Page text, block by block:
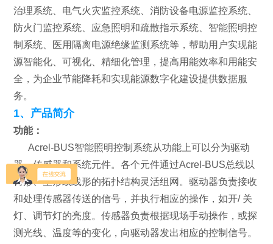
治理系统、电气火灾监控系统、消防设备电源监控系统、
防火门监控系统、应急照明和疏散指示系统、智能照明控
制系统、医用隔离电源绝缘监测系统等，帮助用户实现能
源智能化、可视化、精细化管理，提高用能效率和用能安
全，为企业节能降耗和实现能源数字化建设提供数据服
务。
1、产品简介
功能：
Acrel-BUS智能照明控制系统从功能上可以分为驱动
器、传感器和系统元件。各个元件通过Acrel-BUS总线以
树形、星形或线形的拓扑结构灵活组网。驱动器负责接收
和处理传感器传送的信号，并执行相应的操作，如开/ 关
灯、调节灯的亮度。传感器负责根据现场手动操作，或探
测光线、温度等的变化，向驱动器发出相应的控制信号。